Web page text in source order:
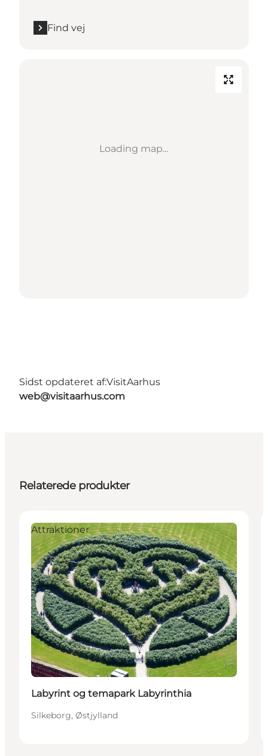
Find vej
Loading map...
Sidst opdateret af:VisitAarhus
web@visitaarhus.com
Relaterede produkter
Attraktioner
Labyrint og temapark Labyrinthia
Silkeborg, Østjylland